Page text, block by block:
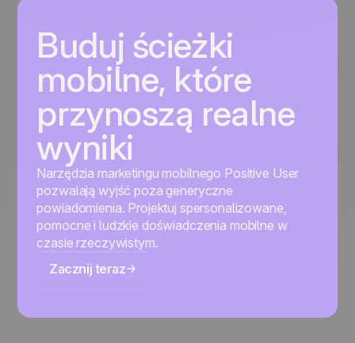
Buduj ścieżki
mobilne, które
przynoszą realne
wyniki
Narzędzia marketingu mobilnego Positive User
pozwalają wyjść poza generyczne
powiadomienia. Projektuj spersonalizowane,
pomocne i ludzkie doświadczenia mobilne w
czasie rzeczywistym.
Zacznij teraz